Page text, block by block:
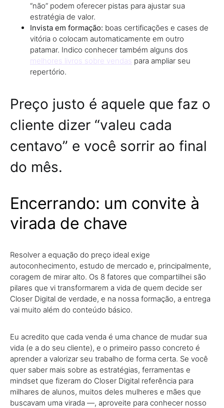
“não” podem oferecer pistas para ajustar sua
estratégia de valor.
Invista em formação: boas certificações e cases de
vitória o colocam automaticamente em outro
patamar. Indico conhecer também alguns dos
melhores livros sobre vendas para ampliar seu
repertório.
Preço justo é aquele que faz o
cliente dizer “valeu cada
centavo” e você sorrir ao final
do mês.
Encerrando: um convite à
virada de chave
Resolver a equação do preço ideal exige
autoconhecimento, estudo de mercado e, principalmente,
coragem de mirar alto. Os 8 fatores que compartilhei são
pilares que vi transformarem a vida de quem decide ser
Closer Digital de verdade, e na nossa formação, a entrega
vai muito além do conteúdo básico.
Eu acredito que cada venda é uma chance de mudar sua
vida (e a do seu cliente), e o primeiro passo concreto é
aprender a valorizar seu trabalho de forma certa. Se você
quer saber mais sobre as estratégias, ferramentas e
mindset que fizeram do Closer Digital referência para
milhares de alunos, muitos deles mulheres e mães que
buscavam uma virada —, aproveite para conhecer nosso